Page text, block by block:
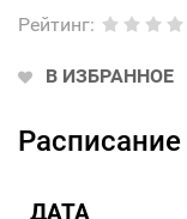
Рейтинг:
В ИЗБРАННОЕ
Расписание
ДАТА